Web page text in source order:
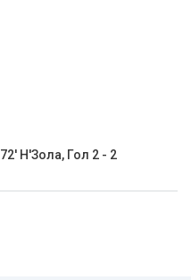
72' Н'Зола, Гол 2 - 2